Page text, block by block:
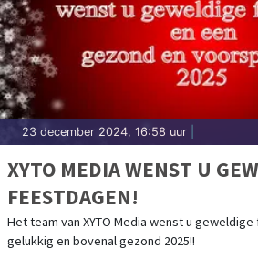
23 december 2024, 16:58 uur
XYTO MEDIA WENST U
FEESTDAGEN!
Het team van XYTO Media wenst u
gelukkig en bovenal gezond 2025!!